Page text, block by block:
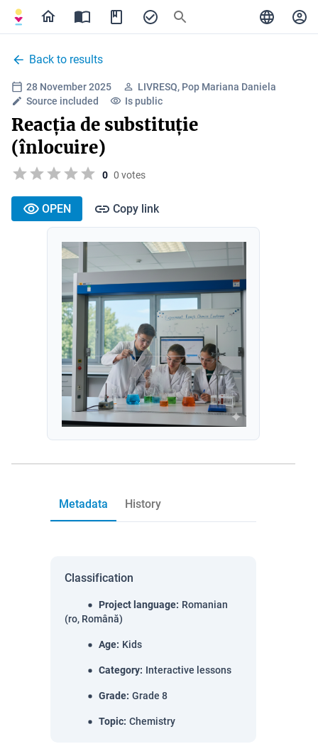
Back to results
28 November 2025
LIVRESQ, Pop Mariana Daniela
Source included
Is public
Reacția de substituție
(înlocuire)
0 0 votes
OPEN Copy link
Metadata History
Classification
Project language: Romanian
(ro, Română)
Age: Kids
Category: Interactive lessons
Grade: Grade 8
Topic: Chemistry